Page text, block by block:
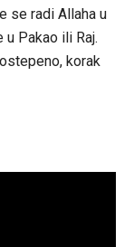
se radi Allaha u
Pakao ili Raj.
korak